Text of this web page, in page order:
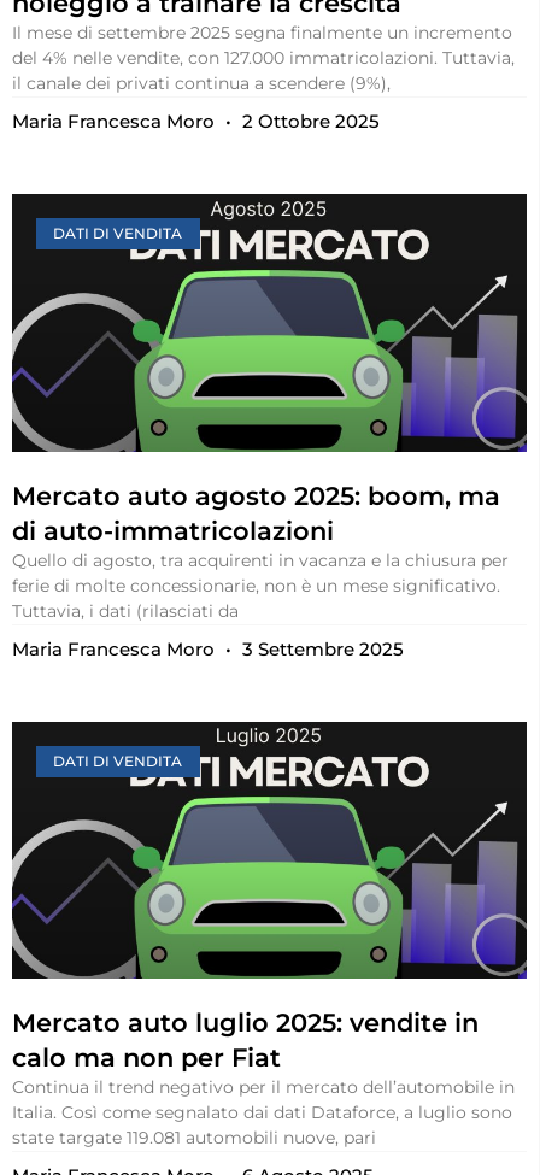
Il mese di settembre 2025 segna finalmente un incremento
del 4% nelle vendite, con 127.000 immatricolazioni. Tuttavia,
il canale dei privati continua a scendere (9%),
Maria Francesca Moro 2 Ottobre 2025
DATI DI VENDITA
Mercato auto agosto 2025: boom, ma
di auto-immatricolazioni
Quello di agosto, tra acquirenti in vacanza e la chiusura per
ferie di molte concessionarie, non è un mese significativo.
Tuttavia, i dati (rilasciati da
Maria Francesca Moro 3 Settembre 2025
DATI DI VENDITA
Mercato auto luglio 2025: vendite in
calo ma non per Fiat
Continua il trend negativo per il mercato dell’automobile in
Italia. Così come segnalato dai dati Dataforce, a luglio sono
state targate 119.081 automobili nuove, pari